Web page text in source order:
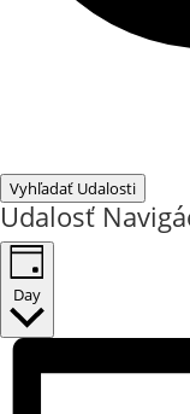
Vyhľadať Udalosti
Udalosť
Day